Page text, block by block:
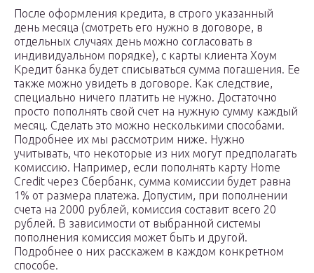
После оформления кредита, в строго указанный
день месяца (смотреть его нужно в договоре, в
отдельных случаях день можно согласовать в
индивидуальном порядке), с карты клиента Хоум
Кредит банка будет списываться сумма погашения. Ее
также можно увидеть в договоре. Как следствие,
специально ничего платить не нужно. Достаточно
просто пополнять свой счет на нужную сумму каждый
месяц. Сделать это можно несколькими способами.
Подробнее их мы рассмотрим ниже. Нужно
учитывать, что некоторые из них могут предполагать
комиссию. Например, если пополнять карту Home
Credit через Сбербанк, сумма комиссии будет равна
1% от размера платежа. Допустим, при пополнении
счета на 2000 рублей, комиссия составит всего 20
рублей. В зависимости от выбранной системы
пополнения комиссия может быть и другой.
Подробнее о них расскажем в каждом конкретном
способе.